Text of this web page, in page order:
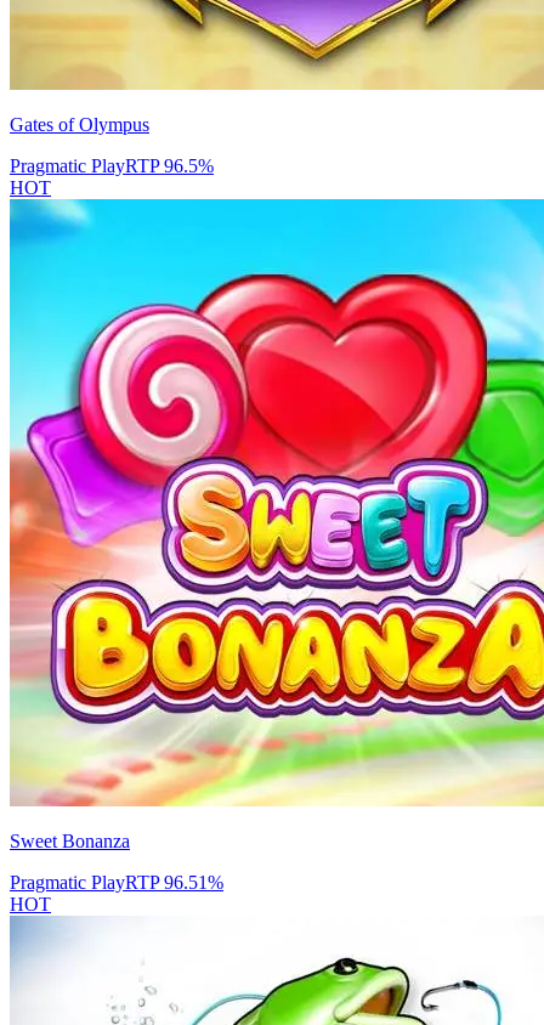
Gates of Olympus
Pragmatic PlayRTP96.5%
HOT
Sweet Bonanza
Pragmatic PlayRTP96.51%
HOT